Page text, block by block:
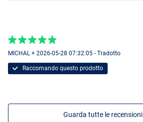
MICHAL + 2026-05-28 07:32:05 - Tradotto
Raccomando questo prodotto
Guarda tutte le recensioni